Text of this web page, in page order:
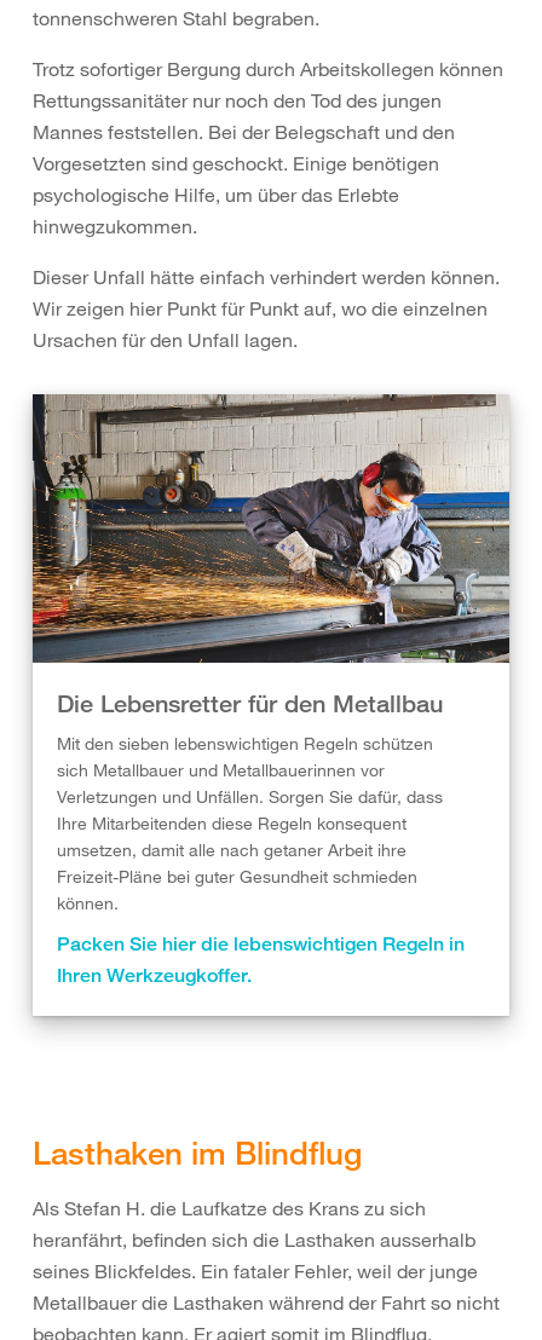
tonnenschweren Stahl begraben.
Trotz sofortiger Bergung durch Arbeitskollegen können
Rettungssanitäter nur noch den Tod des jungen
Mannes feststellen. Bei der Belegschaft und den
Vorgesetzten sind geschockt. Einige benötigen
psychologische Hilfe, um über das Erlebte
hinwegzukommen.
Dieser Unfall hätte einfach verhindert werden können.
Wir zeigen hier Punkt für Punkt auf, wo die einzelnen
Ursachen für den Unfall lagen.
Die Lebensretter für den Metallbau
Mit den sieben lebenswichtigen Regeln schützen
sich Metallbauer und Metallbauerinnen vor
Verletzungen und Unfällen. Sorgen Sie dafür, dass
Ihre Mitarbeitenden diese Regeln konsequent
umsetzen, damit alle nach getaner Arbeit ihre
Freizeit-Pläne bei guter Gesundheit schmieden
können.
Packen Sie hier die lebenswichtigen Regeln in
Ihren Werkzeugkoffer.
Lasthaken im Blindflug
Als Stefan H. die Laufkatze des Krans zu sich
heranfährt, befinden sich die Lasthaken ausserhalb
seines Blickfeldes. Ein fataler Fehler, weil der junge
Metallbauer die Lasthaken während der Fahrt so nicht
beobachten kann. Er agiert somit im Blindflug.